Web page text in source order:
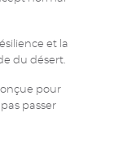
et la
du désert.
pour
passer